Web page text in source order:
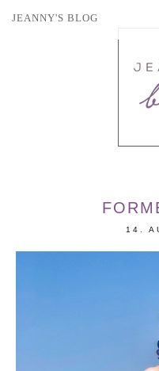
JEANNY'S BLOG
14.